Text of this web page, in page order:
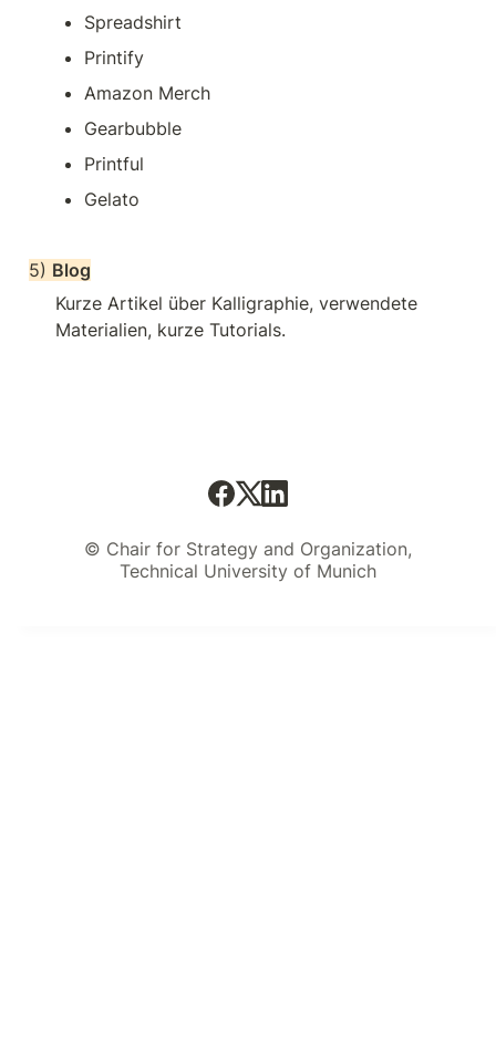
Spreadshirt
Printify
Amazon Merch
Gearbubble
Printful
Gelato
5) Blog
Kurze Artikel über Kalligraphie, verwendete
Materialien, kurze Tutorials.
© Chair for Strategy and Organization,
Technical University of Munich